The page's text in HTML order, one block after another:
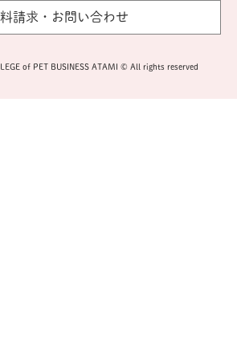
請求・お問い合わせ
of PET BUSINESS ATAMI © All rights reserved